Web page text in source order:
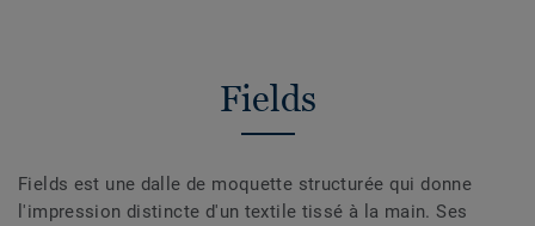
Fields
Fields est une dalle de moquette structurée qui donne
l'impression distincte d'un textile tissé à la main. Ses